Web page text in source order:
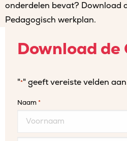
onderdelen bevat? Download
Pedagogisch werkplan.
Download de
"*" geeft vereiste velden aan
Naam *